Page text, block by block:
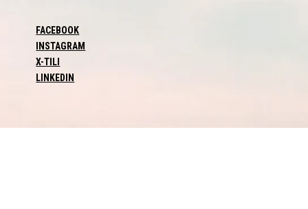
FACEBOOK
INSTAGRAM
X-TILI
LINKEDIN